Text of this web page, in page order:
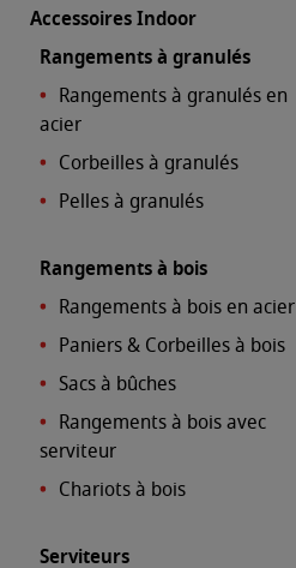
Accessoires Indoor
Rangements à granulés
Rangements à granulés en
acier
Corbeilles à granulés
Pelles à granulés
Rangements à bois
Rangements à bois en acier
Paniers & Corbeilles à bois
Sacs à bûches
Rangements à bois avec
serviteur
Chariots à bois
Serviteurs